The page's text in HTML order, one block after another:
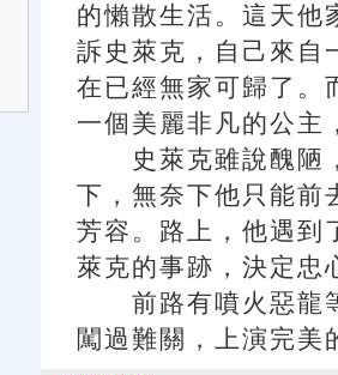
的懶散生活。這天他
訴史萊克，自己來自
在已經無家可歸了。
一個美麗非凡的公主
史萊克雖說醜陋，
下，無奈下他只能前
芳容。路上，他遇到
萊克的事跡，決定忠
前路有噴火惡龍等
闖過難關，上演完美